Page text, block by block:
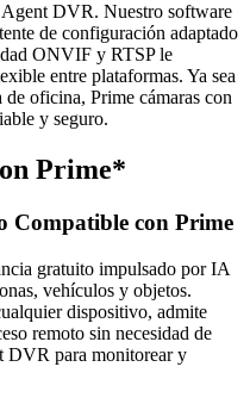
Agent DVR. Nuestro software
de configuración adaptado
ONVIF y RTSP le
entre plataformas. Ya sea
oficina, Prime cámaras con
y seguro.
Prime*
Compatible con Prime
gratuito impulsado por IA
vehículos y objetos.
dispositivo, admite
remoto sin necesidad de
DVR para monitorear y